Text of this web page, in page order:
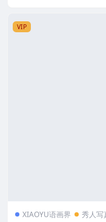
VIP
XIAOYU语画界 秀人写